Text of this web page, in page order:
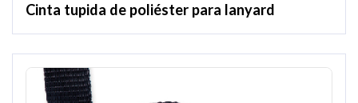
Cinta tupida de poliéster para lanyard